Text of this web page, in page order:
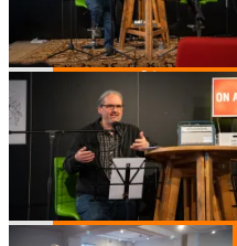
Literatur